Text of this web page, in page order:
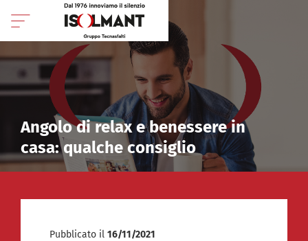
Angolo di relax e benessere in
casa: qualche consiglio
Pubblicato il16/11/2021